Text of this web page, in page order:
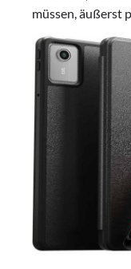
müssen, äußerst